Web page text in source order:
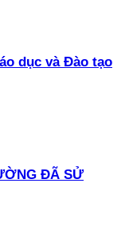
dục và Đào tạo
ĐÃ SỬ